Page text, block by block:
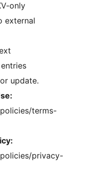
only
external
update.
terms-
privacy-